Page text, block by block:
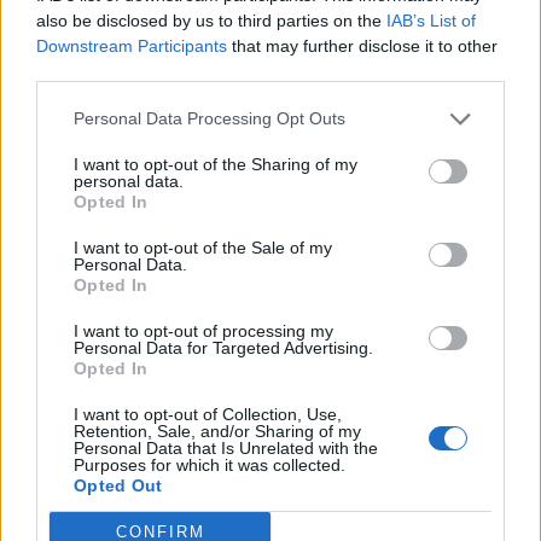
also be disclosed by us to third parties on the IAB’s List of
Downstream Participants that may further disclose it to other
Personal Data Processing Opt Outs
I want to opt-out of the Sharing of my
personal data.
Opted In
I want to opt-out of the Sale of my
Personal Data.
Opted In
I want to opt-out of processing my
Personal Data for Targeted Advertising.
Opted In
I want to opt-out of Collection, Use,
Retention, Sale, and/or Sharing of my
Personal Data that Is Unrelated with the
Purposes for which it was collected.
Opted Out
CONFIRM
2026. augusztus 07., péntek
Románul is helyt kell állni a hétfőn
kezdődő írásbeliken – így
készülhetnek a pótérettségizők